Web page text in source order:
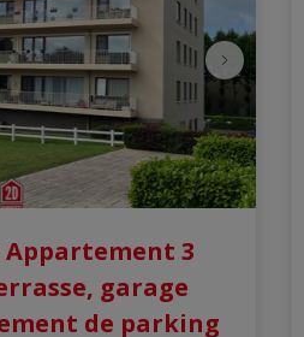
Appartement 3
garage
de parking